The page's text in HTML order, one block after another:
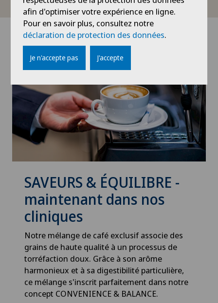
SAVEURS & ÉQUILIBRE -
maintenant dans nos
cliniques
Notre mélange de café exclusif associe des
grains de haute qualité à un processus de
torréfaction doux. Grâce à son arôme
harmonieux et à sa digestibilité particulière,
ce mélange s'inscrit parfaitement dans notre
concept CONVENIENCE & BALANCE.
afin d'optimiser votre expérience en ligne.
Pour en savoir plus, consultez notre
déclaration de protection des données.
Je n'accepte pas J'accepte